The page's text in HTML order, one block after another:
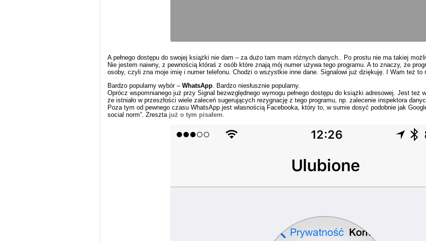
A pełnego dostępu do swojej książki nie dam – za dużo tam mam różnych danych.. Po prostu nie ma takiej
Nie jestem naiwny, z pewnością któraś z osób które znają mój numer używa tego programu. A to znaczy, że
osoby, czyli zna moje imię i numer telefonu. Chodzi o wszystkie inne dane. Signalowi już dziękuję. I Wam też to
Bardzo popularny wybór – WhatsApp. Bardzo niesłusznie popularny.
Oprócz wspomnianego już przy Signal bezwzględnego wymogu pełnego dostępu do książki adresowej. Jest też
że istniało w przeszłości wiele zaleceń sugerujących rezygnację z tego programu, np. zalecenie inspektora
Poza tym od pewnego czasu WhatsApp jest wlasnością Facebooka, który to, w sumie dosyć podobnie jak
social norm”. Zreszta już o tym pisałem